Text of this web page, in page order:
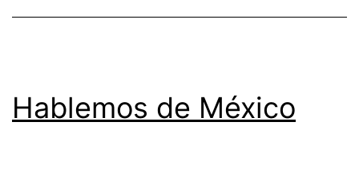
Hablemos de México